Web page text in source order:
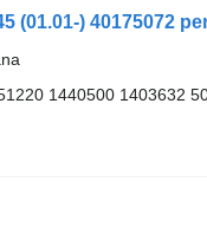
1440500 1403632